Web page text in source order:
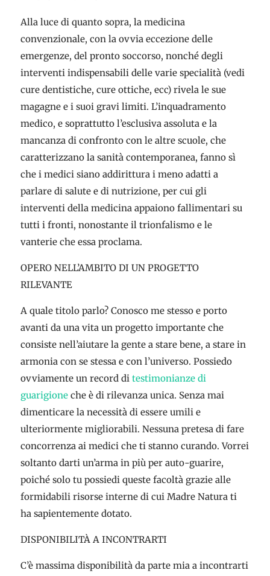
Alla luce di quanto sopra, la medicina
convenzionale, con la ovvia eccezione delle
emergenze, del pronto soccorso, nonché degli
interventi indispensabili delle varie specialità (vedi
cure dentistiche, cure ottiche, ecc) rivela le sue
magagne e i suoi gravi limiti. L’inquadramento
medico, e soprattutto l’esclusiva assoluta e la
mancanza di confronto con le altre scuole, che
caratterizzano la sanità contemporanea, fanno sì
che i medici siano addirittura i meno adatti a
parlare di salute e di nutrizione, per cui gli
interventi della medicina appaiono fallimentari su
tutti i fronti, nonostante il trionfalismo e le
vanterie che essa proclama.
OPERO NELL’AMBITO DI UN PROGETTO
RILEVANTE
A quale titolo parlo? Conosco me stesso e porto
avanti da una vita un progetto importante che
consiste nell’aiutare la gente a stare bene, a stare in
armonia con se stessa e con l’universo. Possiedo
ovviamente un record di testimonianze di
guarigioneche è di rilevanza unica. Senza mai
dimenticare la necessità di essere umili e
ulteriormente migliorabili. Nessuna pretesa di fare
concorrenza ai medici che ti stanno curando. Vorrei
soltanto darti un’arma in più per auto-guarire,
poiché solo tu possiedi queste facoltà grazie alle
formidabili risorse interne di cui Madre Natura ti
ha sapientemente dotato.
DISPONIBILITÀ A INCONTRARTI
C’è massima disponibilità da parte mia a incontrarti